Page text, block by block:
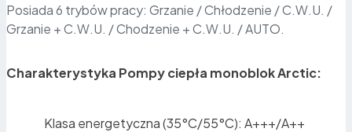
Posiada 6 trybów pracy: Grzanie / Chłodzenie / C.W.U. /
Grzanie + C.W.U. / Chodzenie + C.W.U. / AUTO.
Charakterystyka Pompy ciepła monoblok Arctic:
Klasa energetyczna (35°C/55°C): A+++/A++